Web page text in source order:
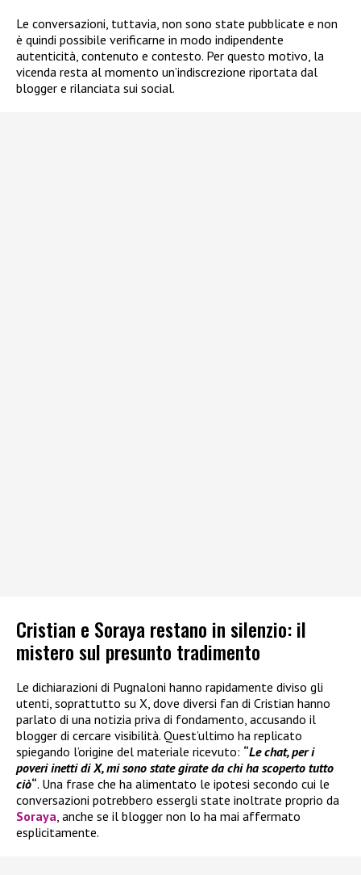
Le conversazioni, tuttavia, non sono state pubblicate e non
è quindi possibile verificarne in modo indipendente
autenticità, contenuto e contesto. Per questo motivo, la
vicenda resta al momento un’indiscrezione riportata dal
blogger e rilanciata sui social.
Cristian e Soraya restano in silenzio: il
mistero sul presunto tradimento
Le dichiarazioni di Pugnaloni hanno rapidamente diviso gli
utenti, soprattutto su X, dove diversi fan di Cristian hanno
parlato di una notizia priva di fondamento, accusando il
blogger di cercare visibilità. Quest’ultimo ha replicato
spiegando l’origine del materiale ricevuto: “Le chat, per i
poveri inetti di X, mi sono state girate da chi ha scoperto tutto
ciò“. Una frase che ha alimentato le ipotesi secondo cui le
conversazioni potrebbero essergli state inoltrate proprio da
Soraya , anche se il blogger non lo ha mai affermato
esplicitamente.